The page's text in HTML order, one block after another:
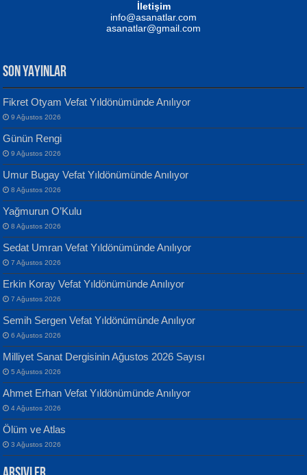
MUSTAFA KELOĞLU
Yarına İz Bırakmak...
ATİLLA ÖZEN
Sultan Olmadan Önce Eyüp...
EKREM KARABABA
Yılmaz Ekinci
Geceye Söylenen...
Banu Sancak
Defterimden İçeri...
İsmail Aydos
İnkisar...
İletişim
info@asanatlar.com
asanatlar@gmail.com
SON YAYINLAR
Fikret Otyam Vefat Yıldönümünde Anılıyor
9 Ağustos 2026
Günün Rengi
9 Ağustos 2026
Umur Bugay Vefat Yıldönümünde Anılıyor
8 Ağustos 2026
Yağmurun O’Kulu
8 Ağustos 2026
Sedat Umran Vefat Yıldönümünde Anılıyor
7 Ağustos 2026
Erkin Koray Vefat Yıldönümünde Anılıyor
7 Ağustos 2026
Semih Sergen Vefat Yıldönümünde Anılıyor
6 Ağustos 2026
Milliyet Sanat Dergisinin Ağustos 2026 Sayısı
5 Ağustos 2026
Ahmet Erhan Vefat Yıldönümünde Anılıyor
4 Ağustos 2026
Ölüm ve Atlas
3 Ağustos 2026